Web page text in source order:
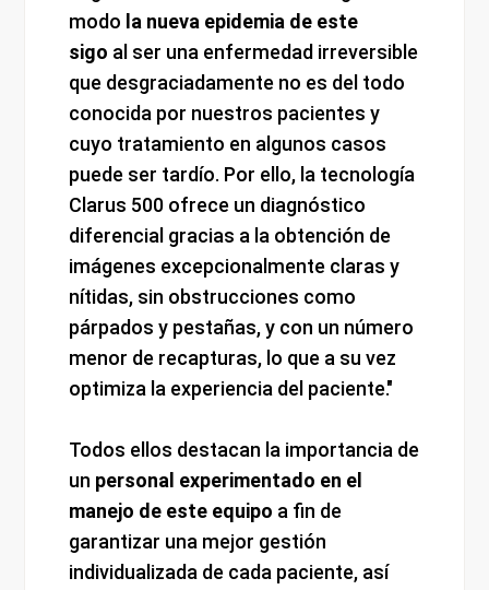
modo la nueva epidemia de este
sigo al ser una enfermedad irreversible
que desgraciadamente no es del todo
conocida por nuestros pacientes y
cuyo tratamiento en algunos casos
puede ser tardío. Por ello, la tecnología
Clarus 500 ofrece un diagnóstico
diferencial gracias a la obtención de
imágenes excepcionalmente claras y
nítidas, sin obstrucciones como
párpados y pestañas, y con un número
menor de recapturas, lo que a su vez
optimiza la experiencia del paciente."
Todos ellos destacan la importancia de
un personal experimentado en el
manejo de este equipo a fin de
garantizar una mejor gestión
individualizada de cada paciente, así